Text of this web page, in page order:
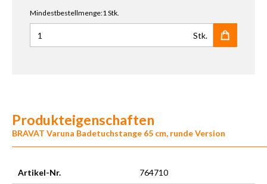
Mindestbestellmenge:1 Stk.
Anzahl für BRAVAT Kleber für Varuna, Quaruna
Stk.
Produkteigenschaften
BRAVAT Varuna Badetuchstange 65 cm, runde Version
Artikel-Nr. 764710